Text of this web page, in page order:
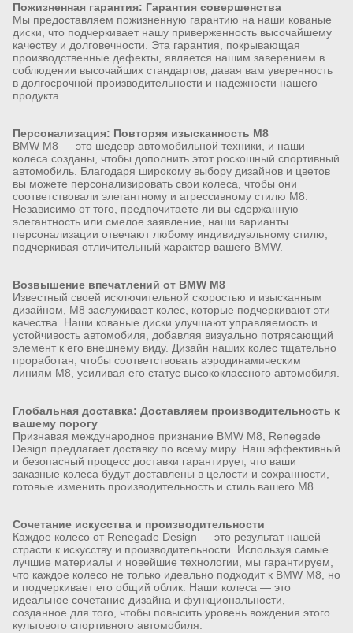
Пожизненная гарантия: Гарантия совершенства
Мы предоставляем пожизненную гарантию на наши кованые
диски, что подчеркивает нашу приверженность высочайшему
качеству и долговечности. Эта гарантия, покрывающая
производственные дефекты, является нашим заверением в
соблюдении высочайших стандартов, давая вам уверенность
в долгосрочной производительности и надежности нашего
продукта.
Персонализация: Повторяя изысканность M8
BMW M8 — это шедевр автомобильной техники, и наши
колеса созданы, чтобы дополнить этот роскошный спортивный
автомобиль. Благодаря широкому выбору дизайнов и цветов
вы можете персонализировать свои колеса, чтобы они
соответствовали элегантному и агрессивному стилю M8.
Независимо от того, предпочитаете ли вы сдержанную
элегантность или смелое заявление, наши варианты
персонализации отвечают любому индивидуальному стилю,
подчеркивая отличительный характер вашего BMW.
Возвышение впечатлений от BMW M8
Известный своей исключительной скоростью и изысканным
дизайном, M8 заслуживает колес, которые подчеркивают эти
качества. Наши кованые диски улучшают управляемость и
устойчивость автомобиля, добавляя визуально потрясающий
элемент к его внешнему виду. Дизайн наших колес тщательно
проработан, чтобы соответствовать аэродинамическим
линиям M8, усиливая его статус высококлассного автомобиля.
Глобальная доставка: Доставляем производительность к
вашему порогу
Признавая международное признание BMW M8, Renegade
Design предлагает доставку по всему миру. Наш эффективный
и безопасный процесс доставки гарантирует, что ваши
заказные колеса будут доставлены в целости и сохранности,
готовые изменить производительность и стиль вашего M8.
Сочетание искусства и производительности
Каждое колесо от Renegade Design — это результат нашей
страсти к искусству и производительности. Используя самые
лучшие материалы и новейшие технологии, мы гарантируем,
что каждое колесо не только идеально подходит к BMW M8, но
и подчеркивает его общий облик. Наши колеса — это
идеальное сочетание дизайна и функциональности,
созданное для того, чтобы повысить уровень вождения этого
культового спортивного автомобиля.